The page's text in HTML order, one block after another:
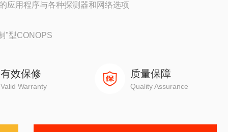
应用程序与各种探测器和网络选项
"型CONOPS
有效保修
Valid Warranty
质量保障
Quality Assurance